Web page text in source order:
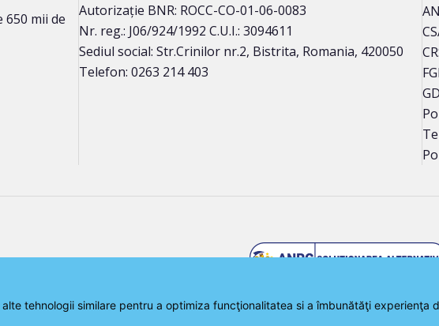
mii de
Autorizație BNR: ROCC-CO-01-06-0083
Nr. reg.: J06/924/1992 C.U.I.: 3094611
Sediul social: Str.Crinilor nr.2, Bistrita, Romania, 420050
Telefon: 0263 214 403
tehnologii similare pentru a optimiza funcţionalitatea si a îmbunătăţi experienţa